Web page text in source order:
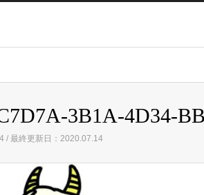
4D34-BBDA-ECFBF117EBCB
3B1A-4D34-
/ 最終更新日：2020.07.14